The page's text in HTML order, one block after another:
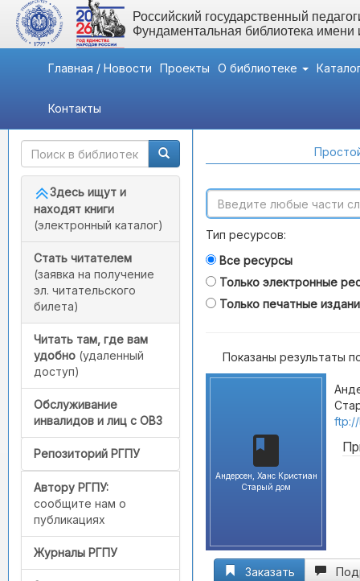
Российский государственный
Фундаментальная библиотека
Главная / Новости Проекты О библиотеке
Контакты
Быстрый доступ
Здесь ищут и
находят книги
(электронный каталог)
Стать читателем
(заявка на получение
эл. читательского
билета)
Читать там, где вам
удобно (удаленный
доступ)
Обслуживание
инвалидов и лиц с ОВЗ
Репозиторий РГПУ
Автору РГПУ:
сообщите нам о
публикациях
Журналы РГПУ
Тип ресурсов:
Все ресурсы
Только электронные
Только печатные
Показаны результаты
Андерсен, Ханс Кристиан
Старый дом
Заказать